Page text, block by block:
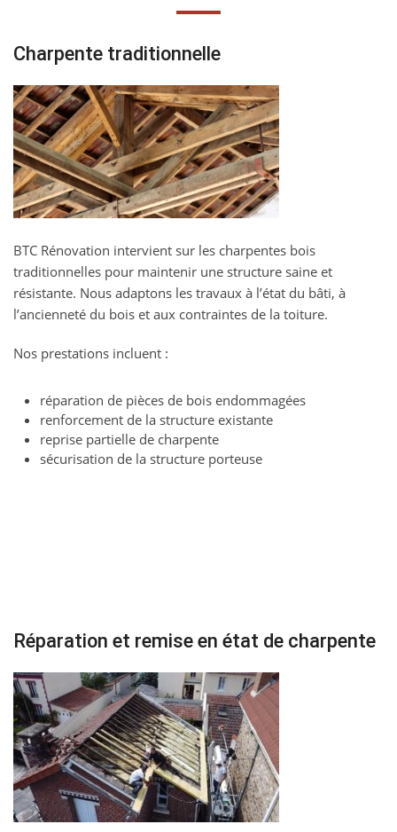
Charpente traditionnelle
BTC Rénovation intervient sur les charpentes bois
traditionnelles pour maintenir une structure saine et
résistante. Nous adaptons les travaux à l’état du bâti, à
l’ancienneté du bois et aux contraintes de la toiture.
Nos prestations incluent :
réparation de pièces de bois endommagées
renforcement de la structure existante
reprise partielle de charpente
sécurisation de la structure porteuse
Réparation et remise en état de charpente